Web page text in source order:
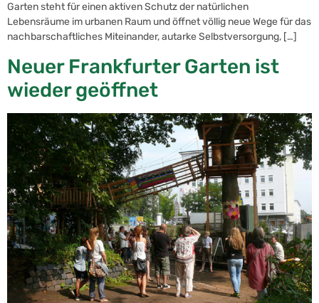
Garten steht für einen aktiven Schutz der natürlichen
Lebensräume im urbanen Raum und öffnet völlig neue Wege für das
nachbarschaftliches Miteinander, autarke Selbstversorgung, […]
Neuer Frankfurter Garten ist
wieder geöffnet